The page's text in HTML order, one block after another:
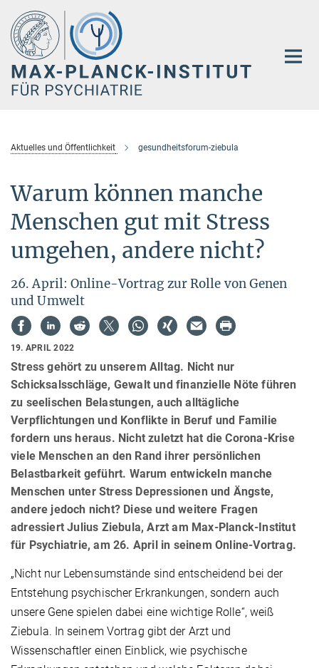
Hauptinhalt
Aktuelles und Öffentlichkeit gesundheitsforum-ziebula
Warum können manche
Menschen gut mit Stress
umgehen, andere nicht?
26. April: Online-Vortrag zur Rolle von Genen
und Umwelt
19. APRIL 2022
Stress gehört zu unserem Alltag. Nicht nur
Schicksalsschläge, Gewalt und finanzielle Nöte führen
zu seelischen Belastungen, auch alltägliche
Verpflichtungen und Konflikte in Beruf und Familie
fordern uns heraus. Nicht zuletzt hat die Corona-Krise
viele Menschen an den Rand ihrer persönlichen
Belastbarkeit geführt. Warum entwickeln manche
Menschen unter Stress Depressionen und Ängste,
andere jedoch nicht? Diese und weitere Fragen
adressiert Julius Ziebula, Arzt am Max-Planck-Institut
für Psychiatrie, am 26. April in seinem Online-Vortrag.
„Nicht nur Lebensumstände sind entscheidend bei der
Entstehung psychischer Erkrankungen, sondern auch
unsere Gene spielen dabei eine wichtige Rolle“, weiß
Ziebula. In seinem Vortrag gibt der Arzt und
Wissenschaftler einen Einblick, wie psychische